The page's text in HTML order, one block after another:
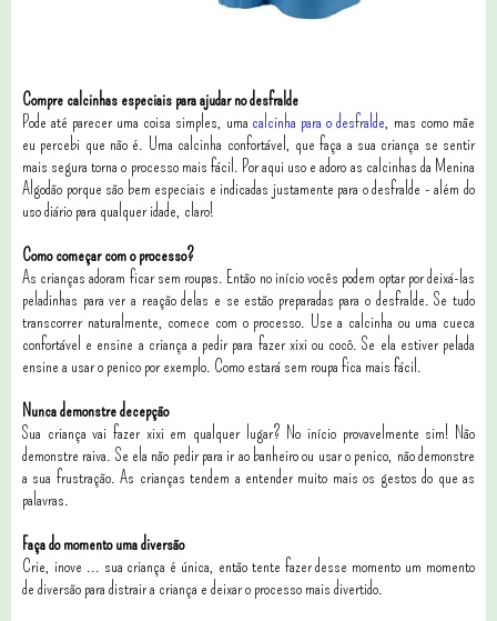
Compre calcinhas especiais para ajudar no desfralde
Pode até parecer uma coisa simples, uma calcinha para o desfralde, mas como mãe
eu percebi que não é. Uma calcinha confortável, que faça a sua criança se sentir
mais segura torna o processo mais fácil. Por aqui uso e adoro as calcinhas da Menina
Algodão porque são bem especiais e indicadas justamente para o desfralde - além do
uso diário para qualquer idade, claro!
Como começar com o processo?
As crianças adoram ficar sem roupas. Então no início vocês podem optar por deixá-las
peladinhas para ver a reação delas e se estão preparadas para o desfralde. Se tudo
transcorrer naturalmente, comece com o processo. Use a calcinha ou uma cueca
confortável e ensine a criança a pedir para fazer xixi ou cocô. Se ela estiver pelada
ensine a usar o penico por exemplo. Como estará sem roupa fica mais fácil.
Nunca demonstre decepção
Sua criança vai fazer xixi em qualquer lugar? No início provavelmente sim! Não
demonstre raiva. Se ela não pedir para ir ao banheiro ou usar o penico, não demonstre
a sua frustração. As crianças tendem a entender muito mais os gestos do que as
palavras.
Faça do momento uma diversão
Crie, inove ... sua criança é única, então tente fazer desse momento um momento
de diversão para distrair a criança e deixar o processo mais divertido.